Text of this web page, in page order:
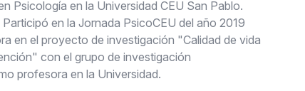
Psicología en la Universidad CEU San Pablo.
en la Jornada PsicoCEU del año 2019
en el proyecto de investigación "Calidad de vida
con el grupo de investigación
profesora en la Universidad.